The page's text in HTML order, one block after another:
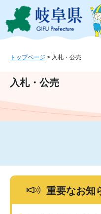
ジ
ュ
文
この
トップページ > 入札・公売
入札・公売
重要なお知